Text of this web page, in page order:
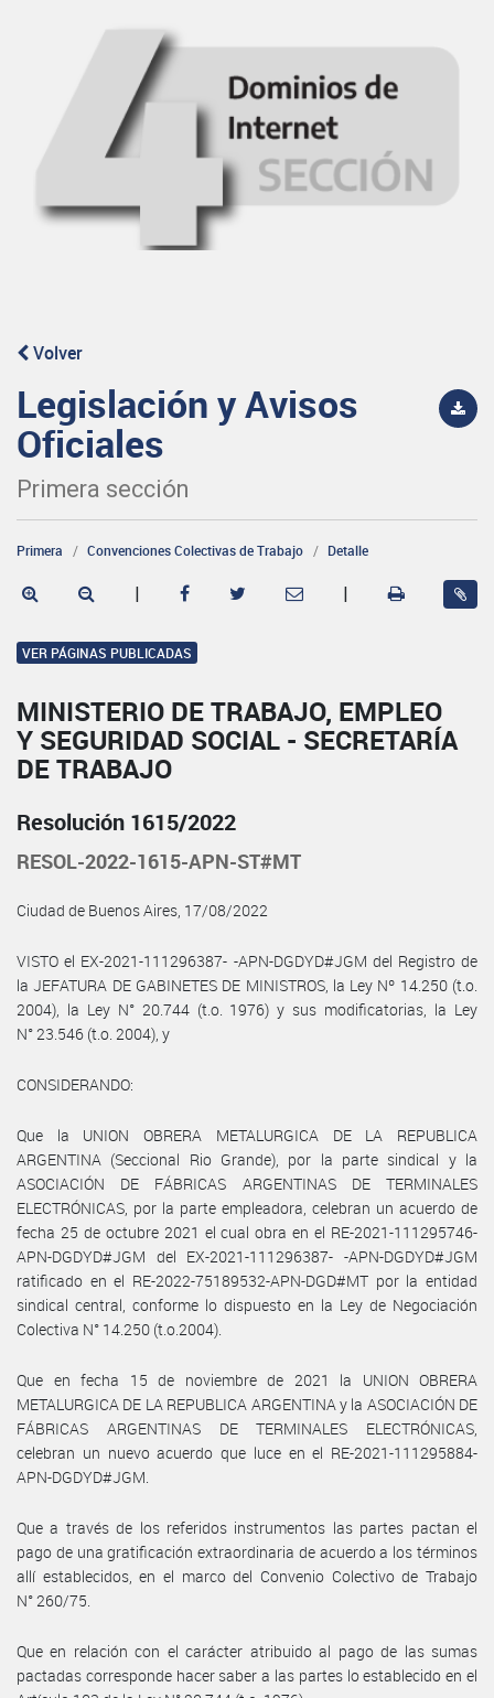
Volver
Legislación y Avisos
Oficiales
Primera sección
Primera Convenciones Colectivas de Trabajo Detalle
| |
VER PÁGINAS PUBLICADAS
MINISTERIO DE TRABAJO, EMPLEO
Y SEGURIDAD SOCIAL - SECRETARÍA
DE TRABAJO
Resolución 1615/2022
RESOL-2022-1615-APN-ST#MT
Ciudad de Buenos Aires, 17/08/2022
VISTO el EX-2021-111296387- -APN-DGDYD#JGM del Registro de
la JEFATURA DE GABINETES DE MINISTROS, la Ley Nº 14.250 (t.o.
2004), la Ley N° 20.744 (t.o. 1976) y sus modificatorias, la Ley
N° 23.546 (t.o. 2004), y
CONSIDERANDO:
Que la UNION OBRERA METALURGICA DE LA REPUBLICA
ARGENTINA (Seccional Rio Grande), por la parte sindical y la
ASOCIACIÓN DE FÁBRICAS ARGENTINAS DE TERMINALES
ELECTRÓNICAS, por la parte empleadora, celebran un acuerdo de
fecha 25 de octubre 2021 el cual obra en el RE-2021-111295746-
APN-DGDYD#JGM del EX-2021-111296387- -APN-DGDYD#JGM
ratificado en el RE-2022-75189532-APN-DGD#MT por la entidad
sindical central, conforme lo dispuesto en la Ley de Negociación
Colectiva N° 14.250 (t.o.2004).
Que en fecha 15 de noviembre de 2021 la UNION OBRERA
METALURGICA DE LA REPUBLICA ARGENTINA y la ASOCIACIÓN DE
FÁBRICAS ARGENTINAS DE TERMINALES ELECTRÓNICAS,
celebran un nuevo acuerdo que luce en el RE-2021-111295884-
APN-DGDYD#JGM.
Que a través de los referidos instrumentos las partes pactan el
pago de una gratificación extraordinaria de acuerdo a los términos
allí establecidos, en el marco del Convenio Colectivo de Trabajo
N° 260/75.
Que en relación con el carácter atribuido al pago de las sumas
pactadas corresponde hacer saber a las partes lo establecido en el